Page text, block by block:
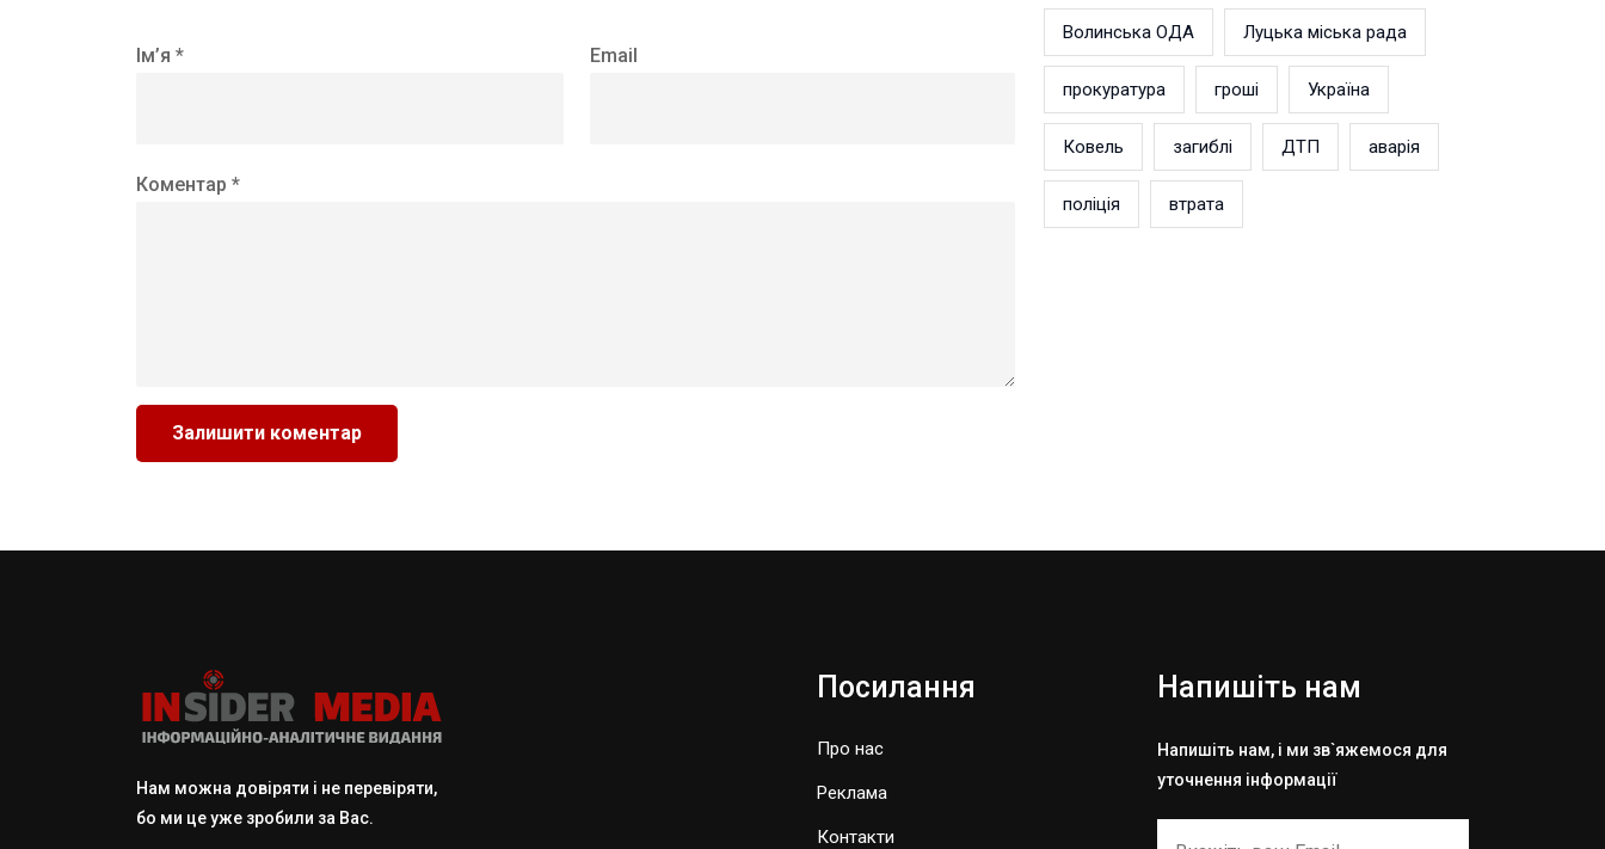
Ім’я * Email
Коментар *
Волинська ОДА Луцька міська рада
прокуратура гроші Україна
Ковель загиблі ДТП аварія
поліція втрата
Нам можна довіряти і не перевіряти,
бо ми це уже зробили за Вас.
Посилання
Про нас
Реклама
Контакти
Напишіть нам
Напишіть нам, і ми зв`яжемося для
уточнення інформації